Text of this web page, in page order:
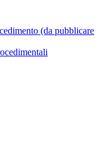
(da pubblicare